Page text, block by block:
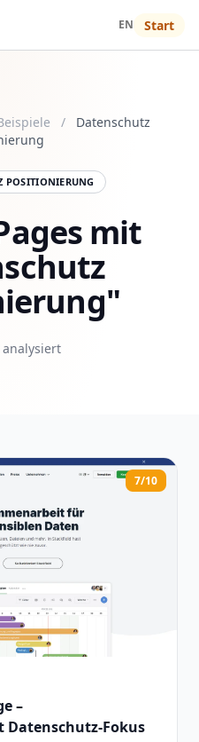
EN Start
/
Datenschutz
POSITIONIERUNG
mit
7/10
–
Fokus